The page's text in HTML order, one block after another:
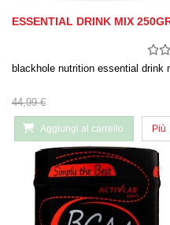
ESSENTIAL DRINK MIX
blackhole nutrition essential
44,99 €
Aggiungi al carrello Più